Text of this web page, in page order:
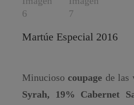
Martúe Especial 2016
Minucioso coupage de las
Syrah, 19% Cabernet